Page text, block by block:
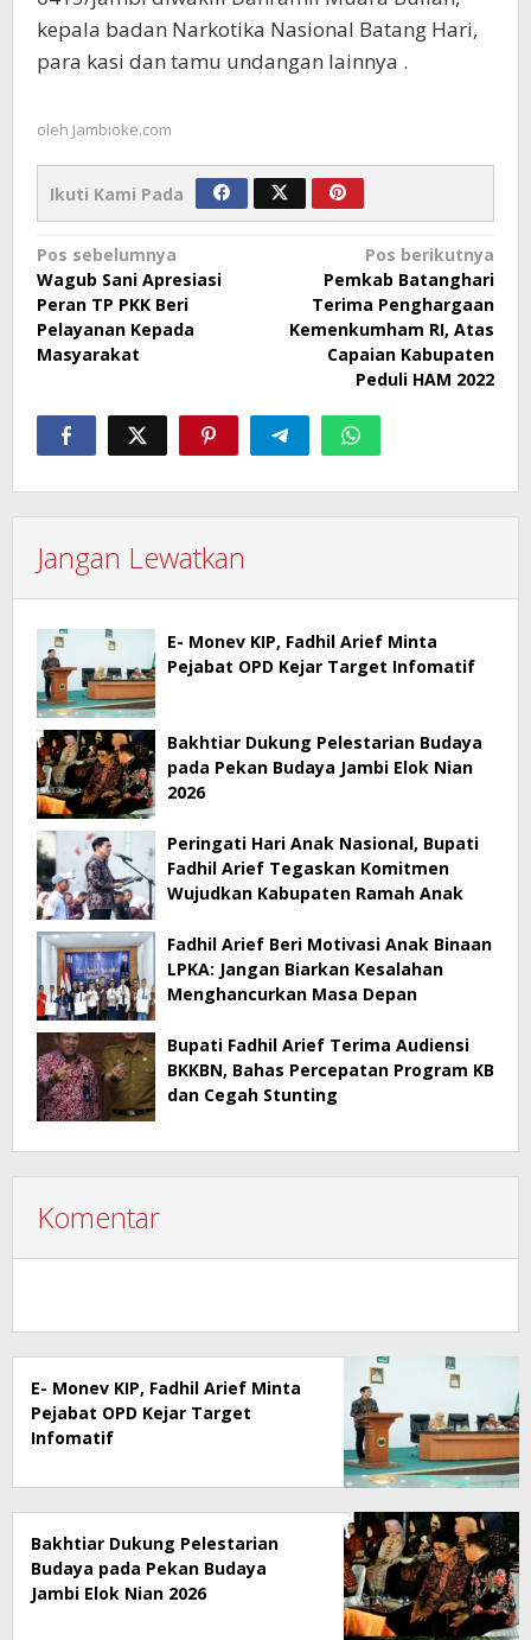
kepala badan Narkotika Nasional Batang Hari,
para kasi dan tamu undangan lainnya .
oleh Jambioke.com
Ikuti Kami Pada
Navigasi
pos
Pos sebelumnya
Wagub Sani Apresiasi
Peran TP PKK Beri
Pelayanan Kepada
Masyarakat
Pos berikutnya
Pemkab Batanghari
Terima Penghargaan
Kemenkumham RI, Atas
Capaian Kabupaten
Peduli HAM 2022
Jangan Lewatkan
E- Monev KIP, Fadhil Arief Minta
Pejabat OPD Kejar Target Infomatif
Bakhtiar Dukung Pelestarian Budaya
pada Pekan Budaya Jambi Elok Nian
2026
Peringati Hari Anak Nasional, Bupati
Fadhil Arief Tegaskan Komitmen
Wujudkan Kabupaten Ramah Anak
Fadhil Arief Beri Motivasi Anak Binaan
LPKA: Jangan Biarkan Kesalahan
Menghancurkan Masa Depan
Bupati Fadhil Arief Terima Audiensi
BKKBN, Bahas Percepatan Program KB
dan Cegah Stunting
Komentar
E- Monev KIP, Fadhil Arief Minta
Pejabat OPD Kejar Target
Infomatif
Bakhtiar Dukung Pelestarian
Budaya pada Pekan Budaya
Jambi Elok Nian 2026